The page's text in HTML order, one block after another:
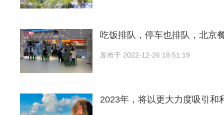
吃饭排队，停车也排队，北京
发布于 2022-12-26 18:51:19
2023年，将以更大力度吸引和